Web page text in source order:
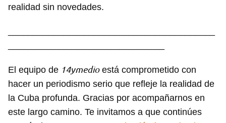
realidad sin novedades.
El equipo de 14ymedioestá comprometido con
hacer un periodismo serio que refleje la realidad de
la Cuba profunda. Gracias por acompañarnos en
este largo camino. Te invitamos a que continúes